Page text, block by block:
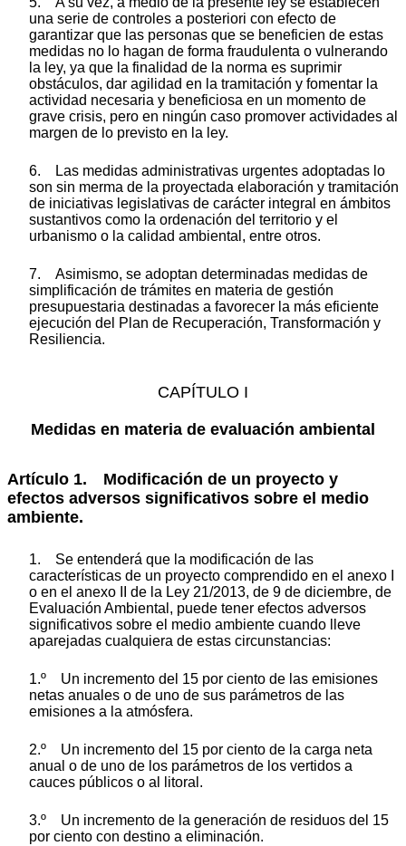
una serie de controles a posteriori con efecto de
garantizar que las personas que se beneficien de estas
medidas no lo hagan de forma fraudulenta o vulnerando
la ley, ya que la finalidad de la norma es suprimir
obstáculos, dar agilidad en la tramitación y fomentar la
actividad necesaria y beneficiosa en un momento de
grave crisis, pero en ningún caso promover actividades al
margen de lo previsto en la ley.
6. Las medidas administrativas urgentes adoptadas lo
son sin merma de la proyectada elaboración y tramitación
de iniciativas legislativas de carácter integral en ámbitos
sustantivos como la ordenación del territorio y el
urbanismo o la calidad ambiental, entre otros.
7. Asimismo, se adoptan determinadas medidas de
simplificación de trámites en materia de gestión
presupuestaria destinadas a favorecer la más eficiente
ejecución del Plan de Recuperación, Transformación y
Resiliencia.
CAPÍTULO I
Medidas en materia de evaluación ambiental
Artículo 1. Modificación de un proyecto y
efectos adversos significativos sobre el medio
ambiente.
1. Se entenderá que la modificación de las
características de un proyecto comprendido en el anexo I
o en el anexo II de la Ley 21/2013, de 9 de diciembre, de
Evaluación Ambiental, puede tener efectos adversos
significativos sobre el medio ambiente cuando lleve
aparejadas cualquiera de estas circunstancias:
1.º Un incremento del 15 por ciento de las emisiones
netas anuales o de uno de sus parámetros de las
emisiones a la atmósfera.
2.º Un incremento del 15 por ciento de la carga neta
anual o de uno de los parámetros de los vertidos a
cauces públicos o al litoral.
3.º Un incremento de la generación de residuos del 15
por ciento con destino a eliminación.